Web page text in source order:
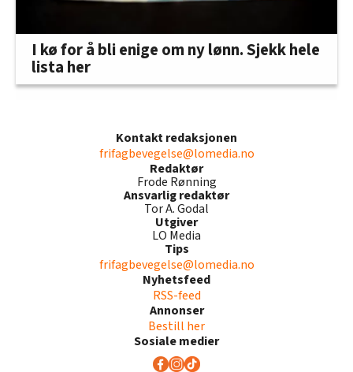
I kø for å bli enige om ny lønn. Sjekk hele
lista her
Kontakt redaksjonen
frifagbevegelse@lomedia.no
Redaktør
Frode Rønning
Ansvarlig redaktør
Tor A. Godal
Utgiver
LO Media
Tips
frifagbevegelse@lomedia.no
Nyhetsfeed
RSS-feed
Annonser
Bestill her
Sosiale medier